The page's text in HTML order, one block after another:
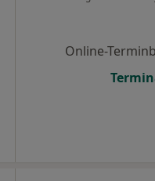
Online-